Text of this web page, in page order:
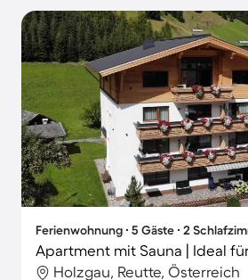
Ferienwohnung ∙ 5 Gäste ∙ 2
Apartment mit Sauna | Ideal
Holzgau, Reutte, Österreich